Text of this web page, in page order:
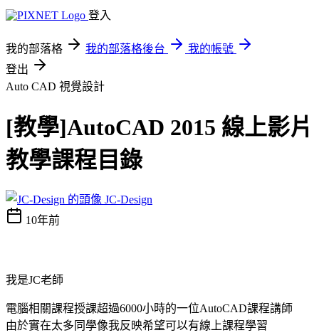
登入
我的部落格 我的部落格後台
我的帳號
登出
Auto CAD 視覺設計
[教學]AutoCAD 2015 線上影片
教學課程目錄
JC-Design
10年前
我是JC老師
電腦相關課程授課超過6000小時的一位AutoCAD課程講師
由於實在太多同學像我反映希望可以有線上課程學習